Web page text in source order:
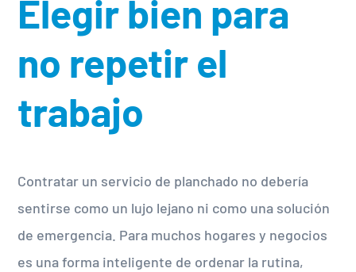
Elegir bien para
no repetir el
trabajo
Contratar un servicio de planchado no debería
sentirse como un lujo lejano ni como una solución
de emergencia. Para muchos hogares y negocios
es una forma inteligente de ordenar la rutina,